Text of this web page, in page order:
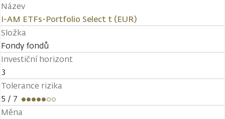
Název
I-AM ETFs-Portfolio Select t (EUR)
Složka
Fondy fondů
Investiční horizont
3
Tolerance rizika
5 / 7
Měna